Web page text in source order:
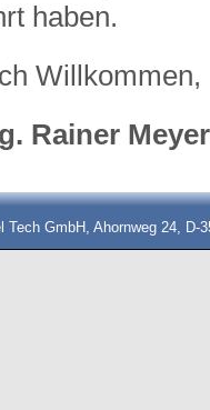
haben.
Willkommen,
Rainer Meyer
GmbH, Ahornweg 24, D-